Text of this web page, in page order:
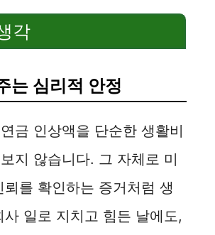
각
는 심리적 안정
금 인상액을 단순한 생활비
지 않습니다. 그 자체로 미
뢰를 확인하는 증거처럼 생
사 일로 지치고 힘든 날에도,